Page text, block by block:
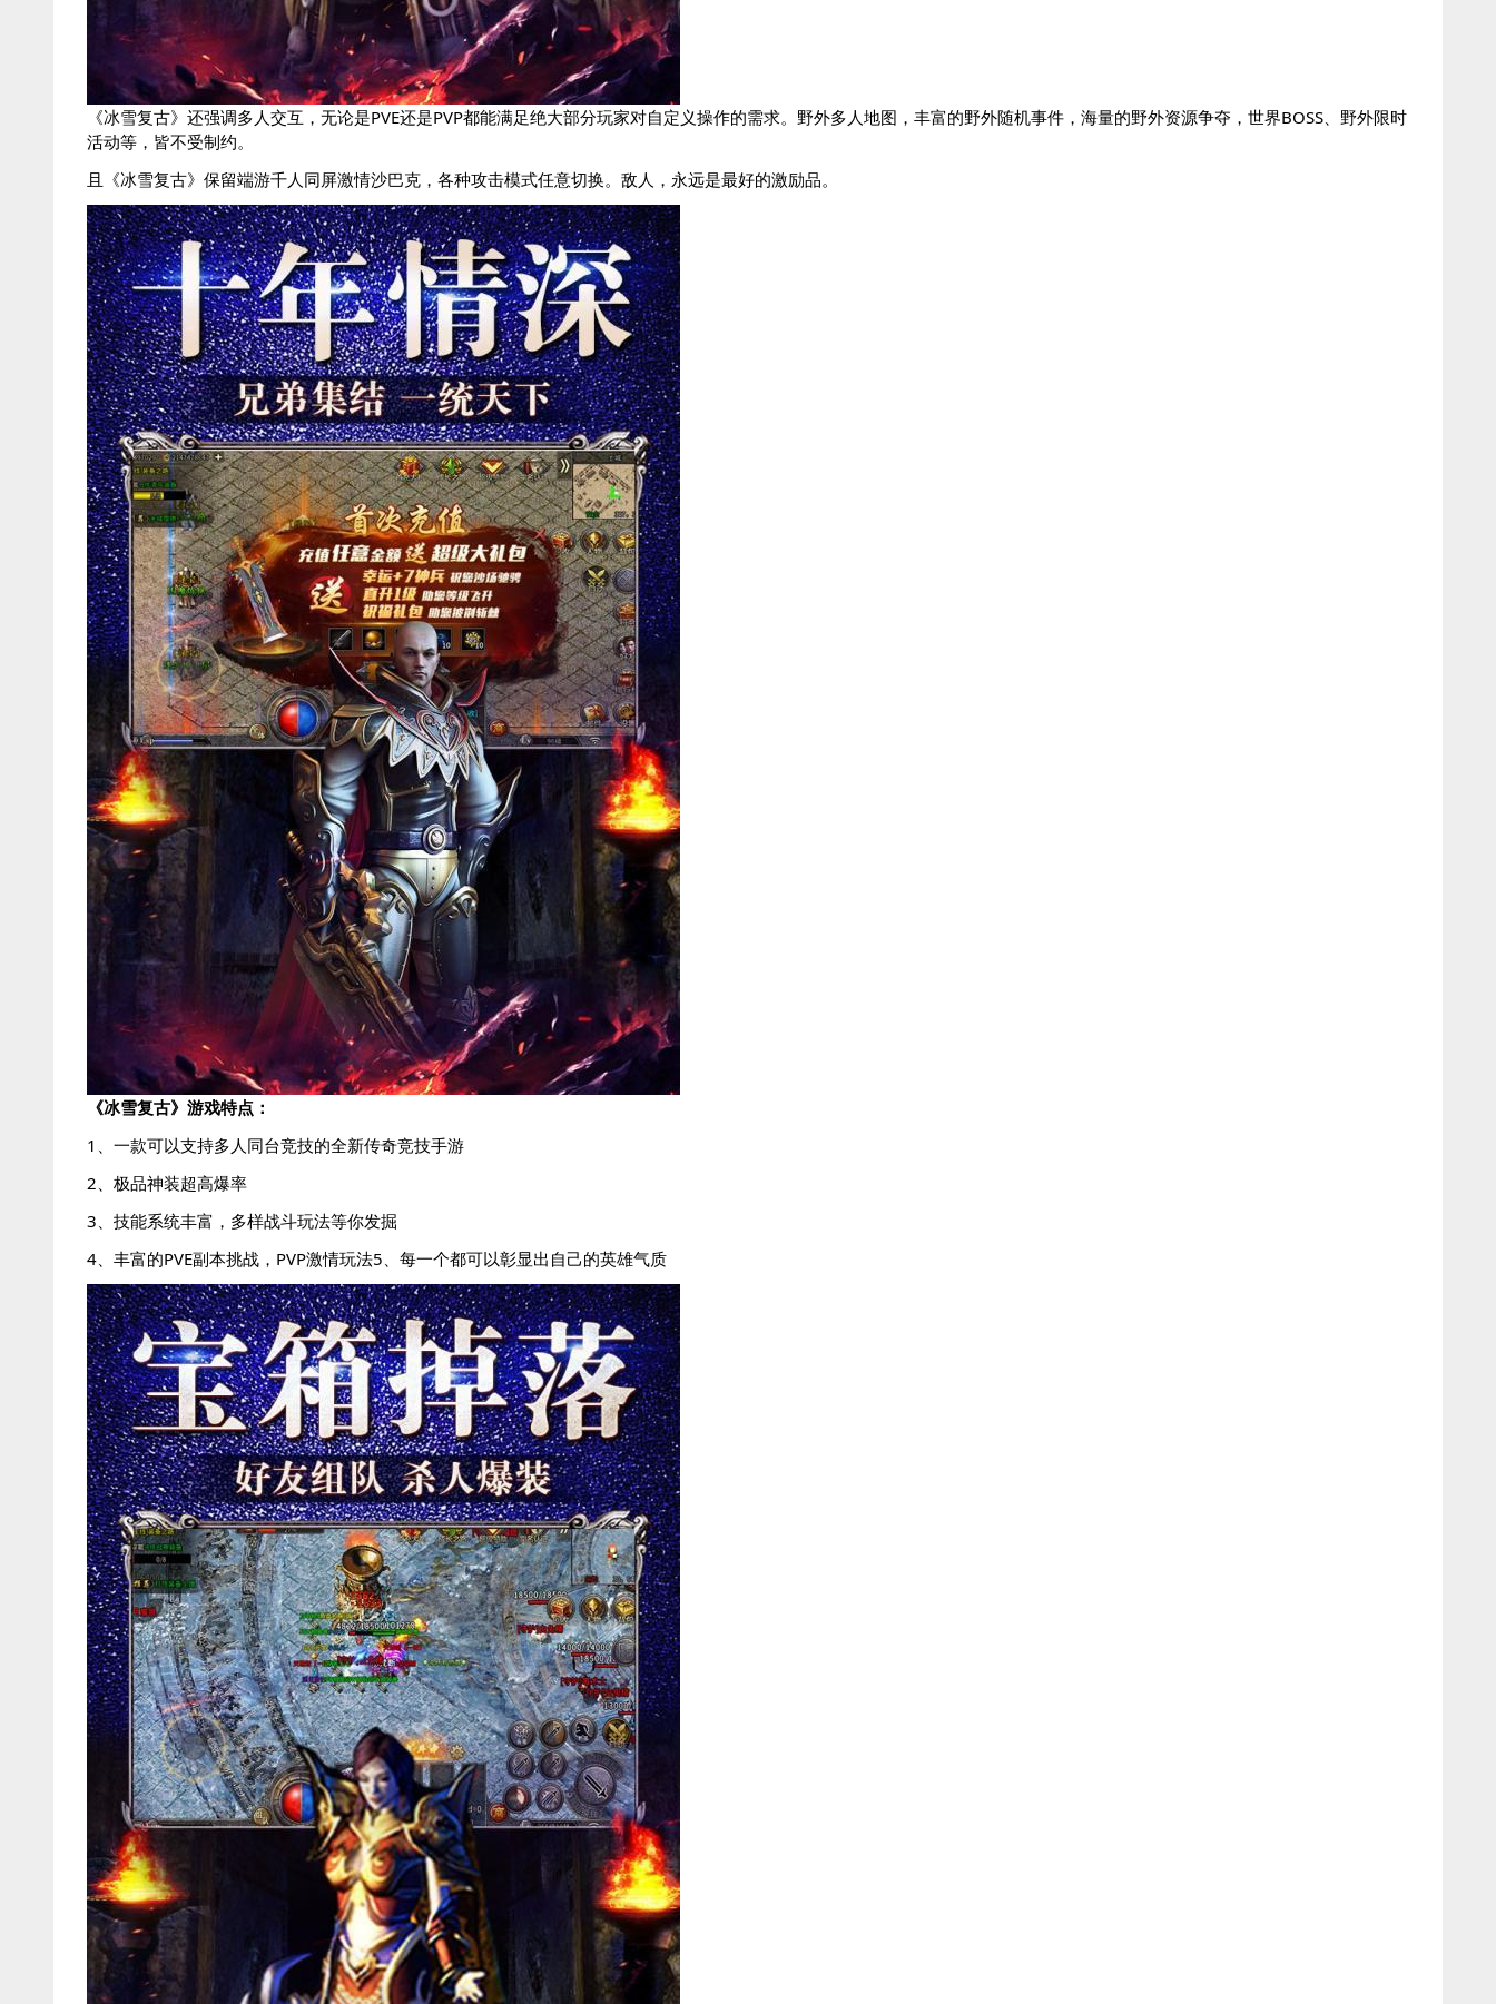
《冰雪复古》还强调多人交互，无论是PVE还是PVP都能满足绝大部分玩家对自定义操作的需求。野外多人地图，丰富的野外随机事件，海量的野外资源争夺，世界BOSS、野外限时
活动等，皆不受制约。
且《冰雪复古》保留端游千人同屏激情沙巴克，各种攻击模式任意切换。敌人，永远是最好的激励品。
《冰雪复古》游戏特点：
1、一款可以支持多人同台竞技的全新传奇竞技手游
2、极品神装超高爆率
3、技能系统丰富，多样战斗玩法等你发掘
4、丰富的PVE副本挑战，PVP激情玩法5、每一个都可以彰显出自己的英雄气质